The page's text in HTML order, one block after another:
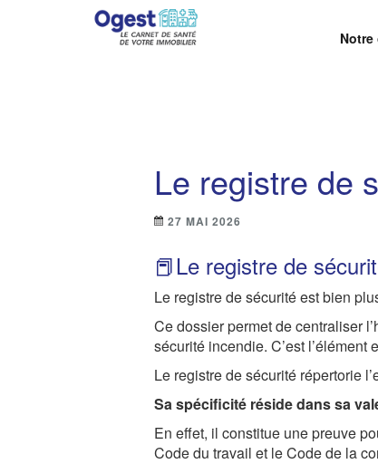
Notre
Le registre de
27 MAI 2026
📕Le registre de
Le registre de sécurité est bien
Ce dossier permet de centraliser
sécurité incendie. C’est
Le registre de sécurité répertorie
Sa spécificité réside dans sa
En effet, il constitue une preuve
Code du travail et le Code de la